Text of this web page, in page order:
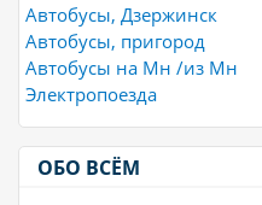
Автобусы, Дзержинск
Автобусы, пригород
Автобусы на Мн /из Мн
Электропоезда
ОБО ВСЁМ